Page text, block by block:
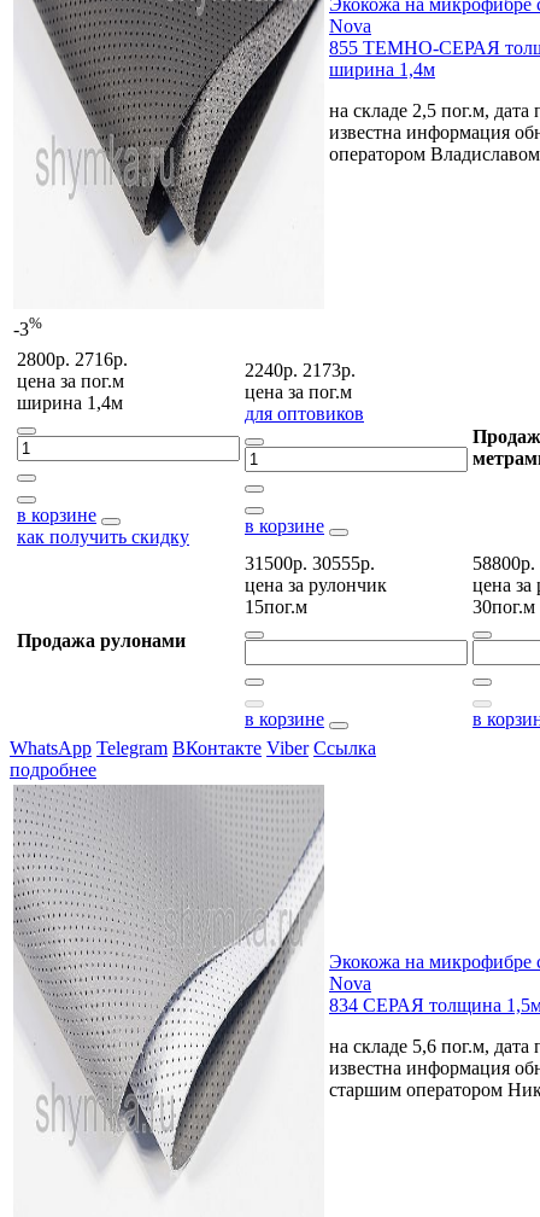
-3%
Nova
855 ТЕМНО-СЕРАЯ
ширина 1,4м
на складе 2,5 пог.м, дата
известна информация
оператором Владиславом
2800р. 2716р.
цена за пог.м
ширина 1,4м
в корзине
как получить скидку
2240р. 2173р.
цена за пог.м
для оптовиков
в корзине
Продажа рулонами
31500р. 30555р.
цена за рулончик
15пог.м
в корзине
58800р.
цена за
30пог.м
в
WhatsApp Telegram ВКонтакте Viber Ссылка
подробнее
Экокожа на микрофибре
Nova
834 СЕРАЯ толщина
на складе 5,6 пог.м, дата
известна информация
старшим оператором